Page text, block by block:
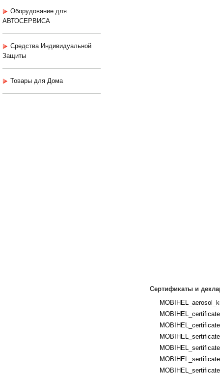
Оборудование для
АВТОСЕРВИСА
Средства Индивидуальной
Защиты
Товары для Дома
Сертификаты и